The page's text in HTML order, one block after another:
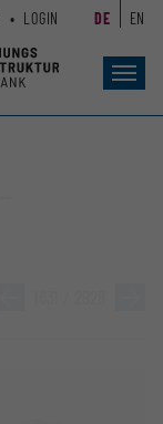
LOGIN DE EN